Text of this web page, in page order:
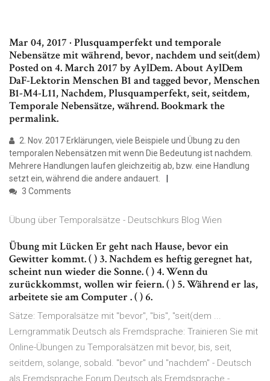
Mar 04, 2017 · Plusquamperfekt und temporale
Nebensätze mit während, bevor, nachdem und seit(dem)
Posted on 4. March 2017 by AylDem. About AylDem
DaF-Lektorin Menschen B1 and tagged bevor, Menschen
B1-M4-L11, Nachdem, Plusquamperfekt, seit, seitdem,
Temporale Nebensätze, während. Bookmark the
permalink.
2. Nov. 2017 Erklärungen, viele Beispiele und Übung zu den
temporalen Nebensätzen mit wenn Die Bedeutung ist nachdem.
Mehrere Handlungen laufen gleichzeitig ab, bzw. eine Handlung
setzt ein, während die andere andauert.
3 Comments
Übung über Temporalsätze - Deutschkurs Blog Wien
Übung mit Lücken Er geht nach Hause, bevor ein
Gewitter kommt. ( ) 3. Nachdem es heftig geregnet hat,
scheint nun wieder die Sonne. ( ) 4. Wenn du
zurückkommst, wollen wir feiern. ( ) 5. Während er las,
arbeitete sie am Computer . ( ) 6.
Sätze: Temporalsätze mit "bevor", "bis", "seit(dem ...
Lerngrammatik Deutsch als Fremdsprache: Trainieren Sie mit
Online-Übungen zu Temporalsätzen mit bevor, bis, seit,
seitdem, solange, sobald. "bevor" und "nachdem" - Deutsch